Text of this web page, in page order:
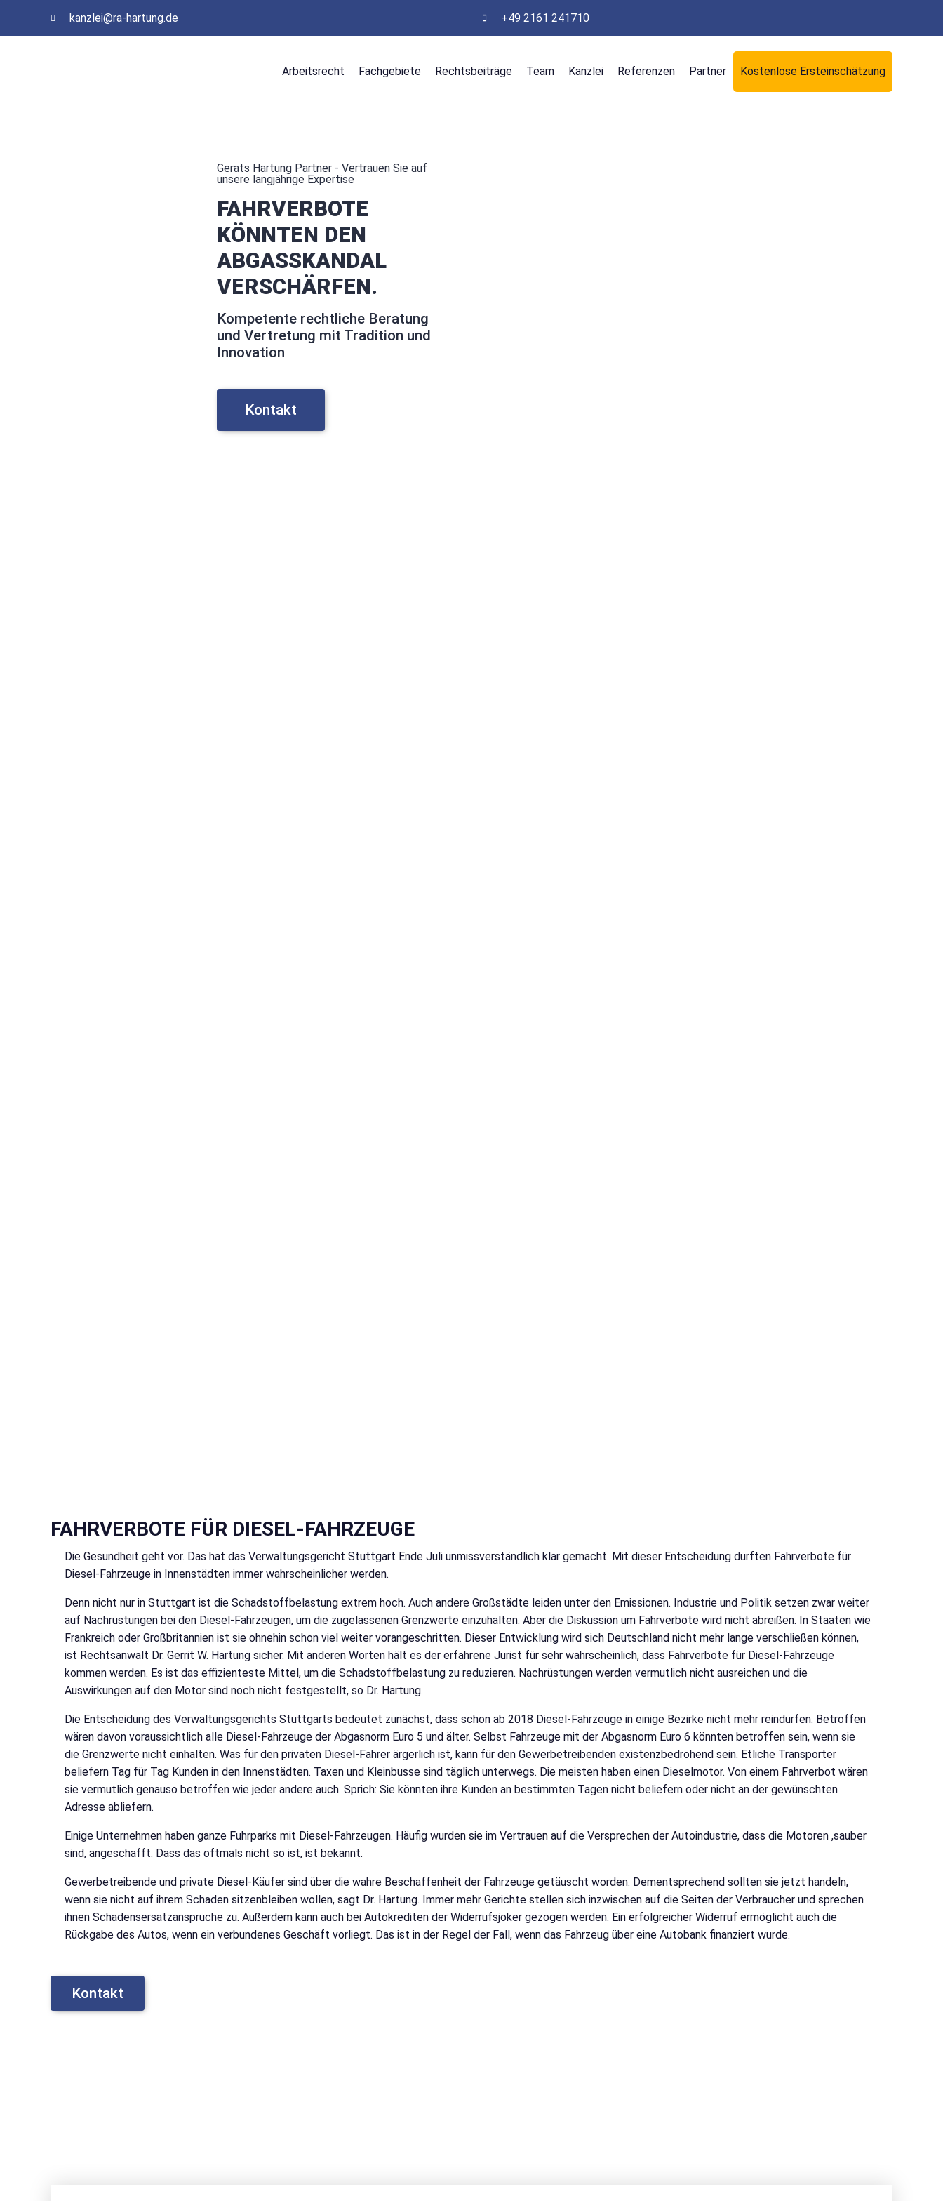
kanzlei@ra-hartung.de +49 2161 241710
Arbeitsrecht Fachgebiete Rechtsbeiträge Team Kanzlei Referenzen Partner Kostenlose Ersteinschätzung
Gerats Hartung Partner - Vertrauen Sie auf
unsere langjährige Expertise
FAHRVERBOTE
KÖNNTEN DEN
ABGASSKANDAL
VERSCHÄRFEN.
Kompetente rechtliche Beratung
und Vertretung mit Tradition und
Innovation
Kontakt
FAHRVERBOTE FÜR DIESEL-FAHRZEUGE
Die Gesundheit geht vor. Das hat das Verwaltungsgericht Stuttgart Ende Juli unmissverständlich klar gemacht. Mit dieser Entscheidung dürften Fahrverbote für
Diesel-Fahrzeuge in Innenstädten immer wahrscheinlicher werden.
Denn nicht nur in Stuttgart ist die Schadstoffbelastung extrem hoch. Auch andere Großstädte leiden unter den Emissionen. Industrie und Politik setzen zwar weiter
auf Nachrüstungen bei den Diesel-Fahrzeugen, um die zugelassenen Grenzwerte einzuhalten. Aber die Diskussion um Fahrverbote wird nicht abreißen. In Staaten wie
Frankreich oder Großbritannien ist sie ohnehin schon viel weiter vorangeschritten. Dieser Entwicklung wird sich Deutschland nicht mehr lange verschließen können,
ist Rechtsanwalt Dr. Gerrit W. Hartung sicher. Mit anderen Worten hält es der erfahrene Jurist für sehr wahrscheinlich, dass Fahrverbote für Diesel-Fahrzeuge
kommen werden. Es ist das effizienteste Mittel, um die Schadstoffbelastung zu reduzieren. Nachrüstungen werden vermutlich nicht ausreichen und die
Auswirkungen auf den Motor sind noch nicht festgestellt, so Dr. Hartung.
Die Entscheidung des Verwaltungsgerichts Stuttgarts bedeutet zunächst, dass schon ab 2018 Diesel-Fahrzeuge in einige Bezirke nicht mehr reindürfen. Betroffen
wären davon voraussichtlich alle Diesel-Fahrzeuge der Abgasnorm Euro 5 und älter. Selbst Fahrzeuge mit der Abgasnorm Euro 6 könnten betroffen sein, wenn sie
die Grenzwerte nicht einhalten. Was für den privaten Diesel-Fahrer ärgerlich ist, kann für den Gewerbetreibenden existenzbedrohend sein. Etliche Transporter
beliefern Tag für Tag Kunden in den Innenstädten. Taxen und Kleinbusse sind täglich unterwegs. Die meisten haben einen Dieselmotor. Von einem Fahrverbot wären
sie vermutlich genauso betroffen wie jeder andere auch. Sprich: Sie könnten ihre Kunden an bestimmten Tagen nicht beliefern oder nicht an der gewünschten
Adresse abliefern.
Einige Unternehmen haben ganze Fuhrparks mit Diesel-Fahrzeugen. Häufig wurden sie im Vertrauen auf die Versprechen der Autoindustrie, dass die Motoren ,sauber
sind, angeschafft. Dass das oftmals nicht so ist, ist bekannt.
Gewerbetreibende und private Diesel-Käufer sind über die wahre Beschaffenheit der Fahrzeuge getäuscht worden. Dementsprechend sollten sie jetzt handeln,
wenn sie nicht auf ihrem Schaden sitzenbleiben wollen, sagt Dr. Hartung. Immer mehr Gerichte stellen sich inzwischen auf die Seiten der Verbraucher und sprechen
ihnen Schadensersatzansprüche zu. Außerdem kann auch bei Autokrediten der Widerrufsjoker gezogen werden. Ein erfolgreicher Widerruf ermöglicht auch die
Rückgabe des Autos, wenn ein verbundenes Geschäft vorliegt. Das ist in der Regel der Fall, wenn das Fahrzeug über eine Autobank finanziert wurde.
Kontakt